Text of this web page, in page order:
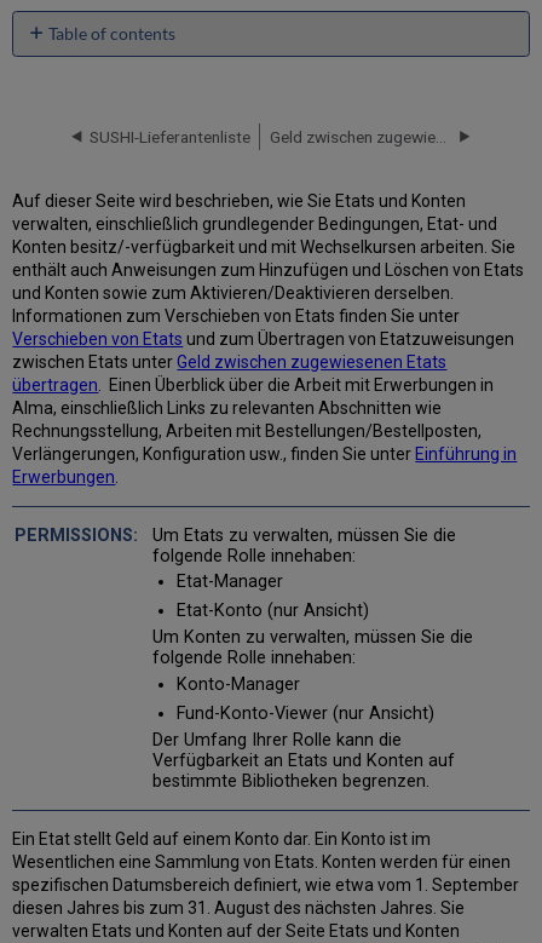
Table of contents
Vorgänge
Verfügbarkeit
von
Konten
und
Etats
Behandlung
von
Wechselkursen
in
Etats
Explizite
Wechselkurse
Kontos
und
deaktivieren
von
Etats
und
Konten
SUSHI-Lieferantenliste
Auf dieser Seite wird beschrieben, wie Sie Etats und Konten
verwalten, einschließlich grundlegender Bedingungen, Etat- und
Konten besitz/-verfügbarkeit und mit Wechselkursen arbeiten. Sie
enthält auch Anweisungen zum Hinzufügen und Löschen von Etats
und Konten sowie zum Aktivieren/Deaktivieren derselben.
Informationen zum Verschieben von Etats finden Sie unter
Verschieben von Etats und zum Übertragen von Etatzuweisungen
zwischen Etats unterGeld zwischen zugewiesenen Etats
übertragen . Einen Überblick über die Arbeit mit Erwerbungen in
Alma, einschließlich Links zu relevanten Abschnitten wie
Rechnungsstellung, Arbeiten mit Bestellungen/Bestellposten,
Verlängerungen, Konfiguration usw., finden Sie unter Einführung in
Erwerbungen
Um Etats zu verwalten, müssen Sie die
folgende Rolle innehaben:
Etat-Manager
Etat-Konto (nur Ansicht)
Um Konten zu verwalten, müssen Sie die
folgende Rolle innehaben:
Konto-Manager
Fund-Konto-Viewer (nur Ansicht)
Der Umfang Ihrer Rolle kann die
Verfügbarkeit an Etats und Konten auf
bestimmte Bibliotheken begrenzen.
Ein Etat stellt Geld auf einem Konto dar. Ein Konto ist im
Wesentlichen eine Sammlung von Etats. Konten werden für einen
spezifischen Datumsbereich definiert, wie etwa vom 1. September
diesen Jahres bis zum 31. August des nächsten Jahres. Sie
verwalten Etats und Konten auf der Seite Etats und Konten